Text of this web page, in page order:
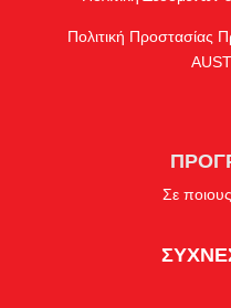
Πολιτική Προστασίας
Σε